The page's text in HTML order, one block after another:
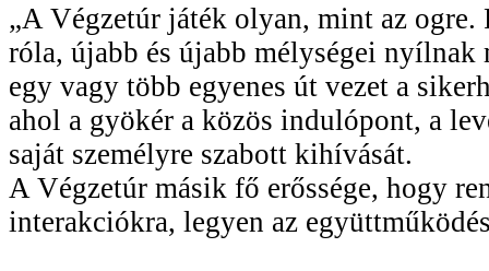
„A Végzetúr játék olyan, mint az
róla, újabb és újabb mélységei
egy vagy több egyenes út vezet a
ahol a gyökér a közös indulópont, a
saját személyre szabott kihívását.
A Végzetúr másik fő erőssége, hogy
interakciókra, legyen az